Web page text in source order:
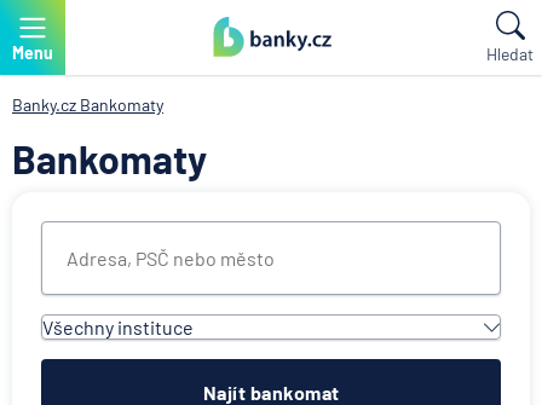
Menu Hledat
Banky.cz Bankomaty
Bankomaty
Všechny instituce
Všechny instituce
Najít bankomat